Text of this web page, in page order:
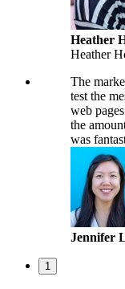
Heather
Heather
The
test the
web
the
was
Jennifer
1